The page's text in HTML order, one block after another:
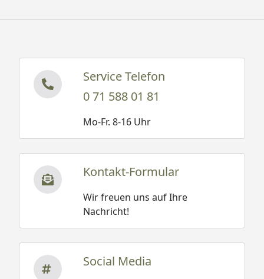
Service Telefon
0 71 588 01 81
Mo-Fr. 8-16 Uhr
Kontakt-Formular
Wir freuen uns auf Ihre
Nachricht!
Social Media